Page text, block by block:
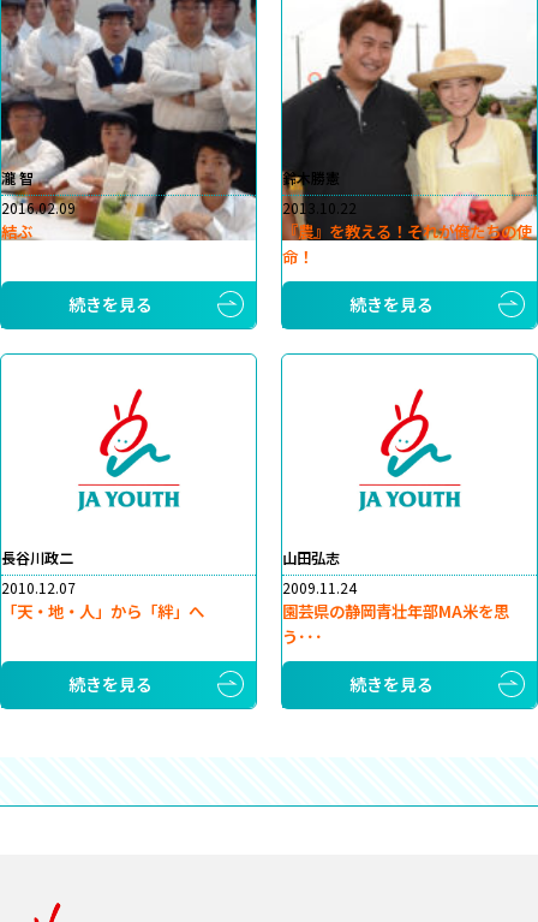
瀧 智
2016.02.09
結ぶ
続きを見る
鈴木勝憲
2013.10.22
『農』を教える！それが俺たちの使
命！
続きを見る
長谷川政二
2010.12.07
「天・地・人」から「絆」へ
続きを見る
山田弘志
2009.11.24
園芸県の静岡青壮年部MA米を思
う･･･
続きを見る